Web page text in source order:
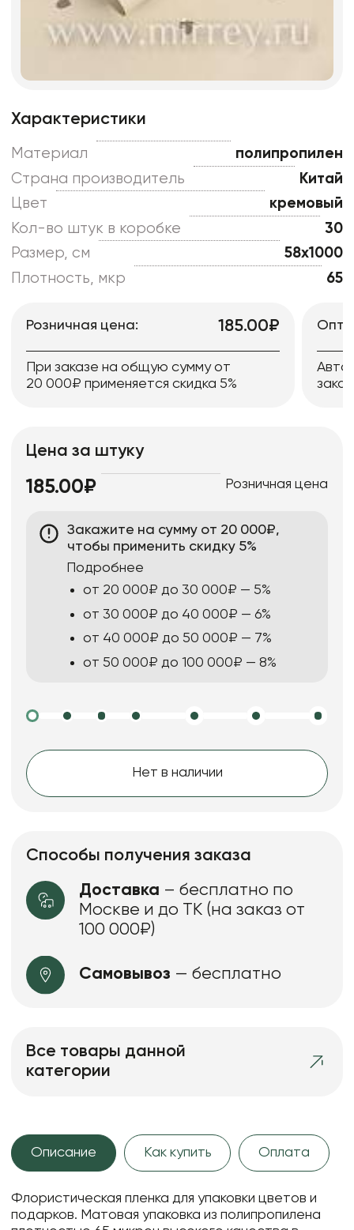
Характеристики
Материал
полипропилен
Страна производитель
Китай
Цвет
кремовый
Кол-во штук в коробке
30
Размер, см
58x1000
Плотность, мкр
65
Розничная цена: 185.00₽
При заказе на общую сумму от
20 000₽ применяется скидка 5%
Цена за штуку
185.00₽ Розничная цена
Закажите на сумму от 20 000₽,
чтобы применить скидку 5%
Подробнее
от 20 000₽ до 30 000₽ — 5%
от 30 000₽ до 40 000₽ — 6%
от 40 000₽ до 50 000₽ — 7%
от 50 000₽ до 100 000₽ — 8%
Нет в наличии
Способы получения заказа
Доставка – бесплатно по
Москве и до ТК (на заказ от
100 000₽)
Самовывоз — бесплатно
Все товары данной
категории
Описание Как купить Оплата
Флористическая пленка для упаковки цветов и
подарков. Матовая упаковка из полипропилена